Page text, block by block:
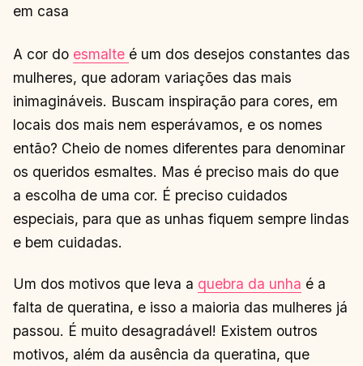
em casa
A cor do esmalte é um dos desejos constantes das
mulheres, que adoram variações das mais
inimagináveis. Buscam inspiração para cores, em
locais dos mais nem esperávamos, e os nomes
então? Cheio de nomes diferentes para denominar
os queridos esmaltes. Mas é preciso mais do que
a escolha de uma cor. É preciso cuidados
especiais, para que as unhas fiquem sempre lindas
e bem cuidadas.
Um dos motivos que leva a quebra da unha é a
falta de queratina, e isso a maioria das mulheres já
passou. É muito desagradável! Existem outros
motivos, além da ausência da queratina, que